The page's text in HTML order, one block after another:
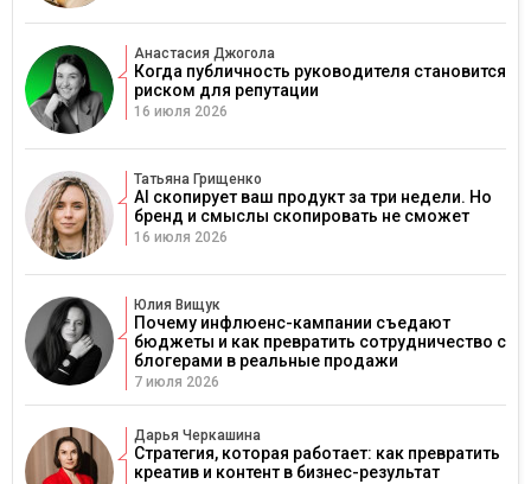
Анастасия Джогола
Когда публичность руководителя становится
риском для репутации
16 июля 2026
Татьяна Грищенко
AI скопирует ваш продукт за три недели. Но
бренд и смыслы скопировать не сможет
16 июля 2026
Юлия Вищук
Почему инфлюенс-кампании съедают
бюджеты и как превратить сотрудничество с
блогерами в реальные продажи
7 июля 2026
Дарья Черкашина
Стратегия, которая работает: как превратить
креатив и контент в бизнес-результат